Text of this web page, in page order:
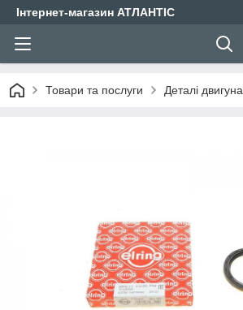
Інтернет-магазин АТЛАНТІС
Товари та послуги Деталі двигуна